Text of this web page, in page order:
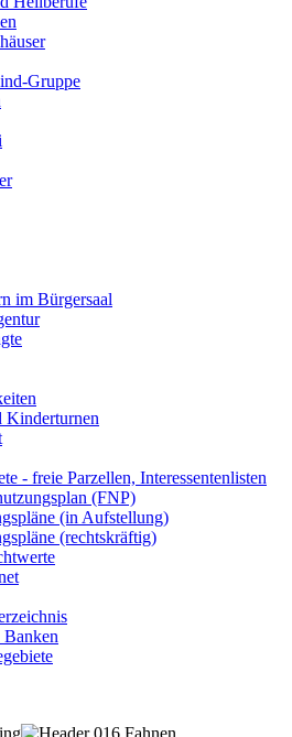
Gruppe
im Bürgersaal
Kinderturnen
- freie Parzellen, Interessentenlisten
(FNP)
(in Aufstellung)
(rechtskräftig)
Banken